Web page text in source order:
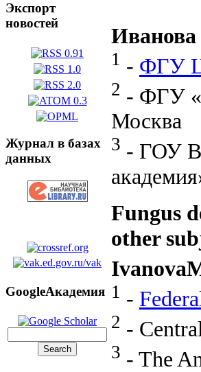
Экспорт
новостей
Журнал в базах
данных
GoogleАкадемия
1 - ФГУ
2 - ФГУ
Москва
3 - ГОУ
Fungus
other
1 -
2 -
3 - The